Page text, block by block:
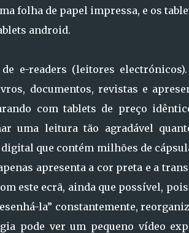
folha de papel impressa, e os
android.
e-readers (leitores
documentos, revistas e
com tablets de preço
uma leitura tão agradável
que contém milhões de
apresenta a cor preta e a
este ecrã, ainda que possível,
la” constantemente,
pode ver um pequeno vídeo